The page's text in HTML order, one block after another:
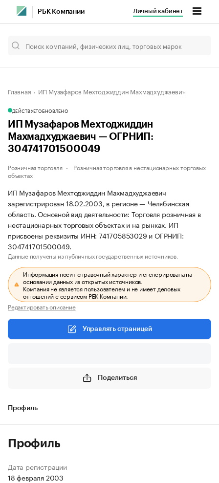
РБК Компании Личный кабинет
Главная ИП Музафаров Мехтоджиддин Махмадхуджаевич
ДЕЙСТВУЕТОБНОВЛЕНО
ИП Музафаров Мехтоджиддин
Махмадхуджаевич — ОГРНИП:
304741701500049
Розничная торговля
Розничная торговля в нестационарных торговых
объектах
ИП Музафаров Мехтоджиддин Махмадхуджаевич
зарегистрирован 18.02.2003, в регионе — Челябинская
область. Основной вид деятельности: Торговля розничная в
нестационарных торговых объектах и на рынках. ИП
присвоены реквизиты ИНН: 741705853029 и ОГРНИП:
304741701500049.
Данные получены из публичных государственных источников.
Информация носит справочный характер и сгенерирована на
основании данных из открытых источников.
Компания не является пользователем и не имеет деловых
отношений с сервисом РБК Компании.
Редактировать описание
Управлять страницей
Поделиться
Профиль
Профиль
Дата регистрации
18 февраля 2003